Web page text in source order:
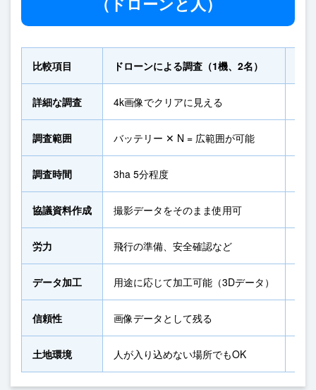
比較項目 ドローンによる調査（1機、2名）
詳細な調査 4k画像でクリアに見える
調査範囲 バッテリー ✕ N = 広範囲が可能
調査時間 3ha 5分程度
協議資料作成 撮影データをそのまま使用可
労力 飛行の準備、安全確認など
データ加工 用途に応じて加工可能（3Dデータ）
信頼性 画像データとして残る
土地環境 人が入り込めない場所でもOK